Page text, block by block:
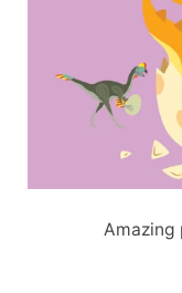
Amazing